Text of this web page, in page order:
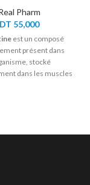
Pharm
DT 55,000
est un composé
présent dans
stocké
dans les muscles